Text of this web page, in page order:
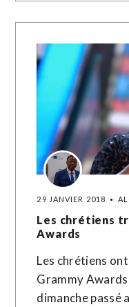
29 JANVIER 2018
Les chrétiens
Awards
Les chrétiens
Grammy
dimanche passé